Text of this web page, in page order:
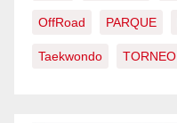
OffRoad PARQUE
Taekwondo TORNEO